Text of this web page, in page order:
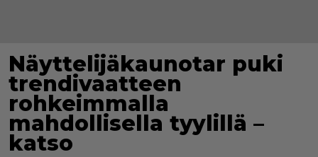
Näyttelijäkaunotar puki
trendivaatteen
rohkeimmalla
mahdollisella tyylillä –
katso